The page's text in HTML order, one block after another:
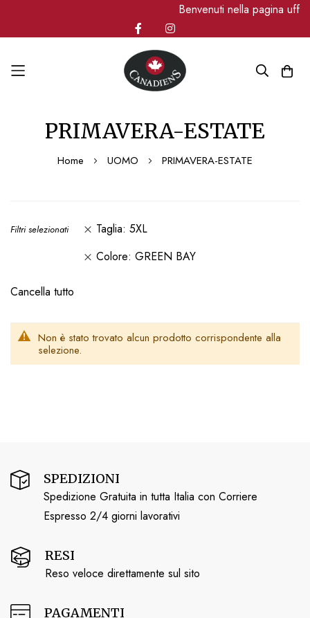
Benvenuti nella pagina
PRIMAVERA-ESTATE
Home UOMO PRIMAVERA-ESTATE
Filtri selezionati Taglia 5XL
Colore GREEN BAY
Cancella tutto
Non è stato trovato alcun prodotto corrispondente alla
selezione.
SPEDIZIONI
Spedizione Gratuita in tutta Italia con Corriere
Espresso 2/4 giorni lavorativi
RESI
Reso veloce direttamente sul sito
PAGAMENTI